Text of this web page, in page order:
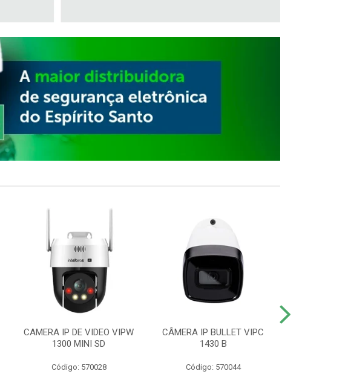
CAMERA IP DE VIDEO VIPW
1300 MINI SD
Código: 570028
CÂMERA IP BULLET VIPC
1430 B
Código: 570044